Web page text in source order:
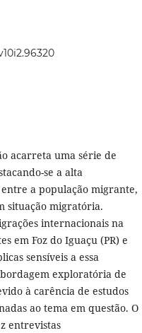
acarreta uma série de
se a alta
a população migrante,
situação migratória.
internacionais na
em Foz do Iguaçu (PR) e
sensíveis a essa
exploratória de
à carência de estudos
ao tema em questão. O
entrevistas